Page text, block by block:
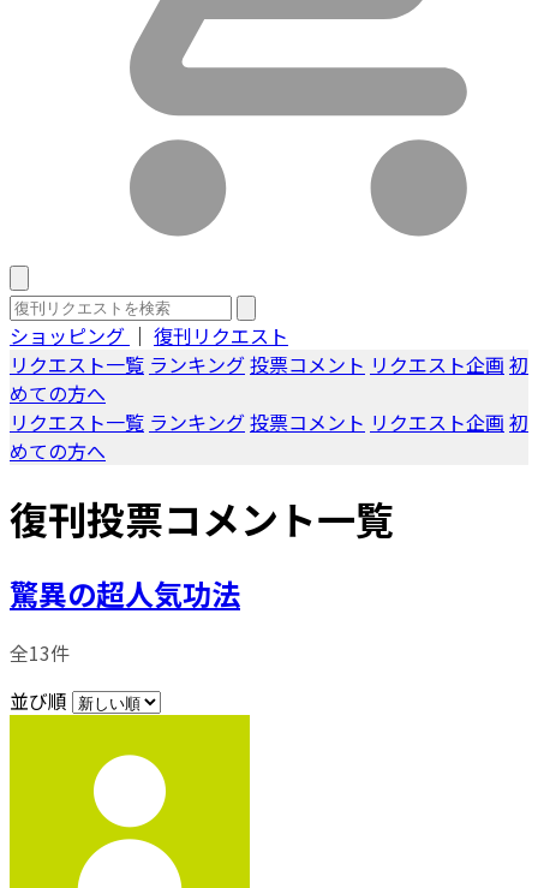
ショッピング ｜ 復刊リクエスト
リクエスト一覧 ランキング投票コメント リクエスト企画 初
めての方へ
リクエスト一覧 ランキング投票コメント リクエスト企画 初
めての方へ
復刊投票コメント一覧
驚異の超人気功法
全13件
並び順